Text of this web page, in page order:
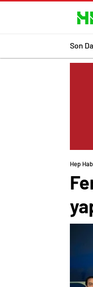
Son
Hep